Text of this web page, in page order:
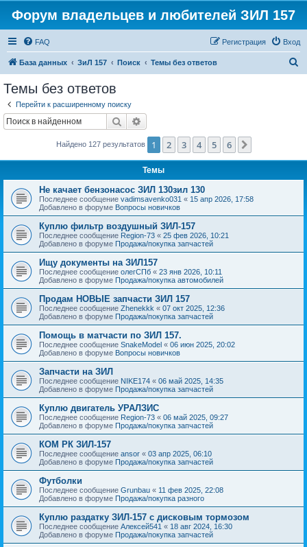
Форум владельцев и любителей ЗИЛ 157
FAQ Вход
Регистрация
База данных ЗиЛ 157 Поиск Темы без ответов
Темы без ответов
Перейти к расширенному поиску
Поиск
Найдено 127 результатов 1 2 3 4 5 6
Темы
Не качает бензонасос ЗИЛ 130зил 130
Последнее сообщение vadimsavenko031 « 15 апр 2026, 17:58
Добавлено в форуме Вопросы новичков
Куплю фильтр воздушный ЗИЛ-157
Последнее сообщение Region-73 « 25 фев 2026, 10:21
Добавлено в форуме Продажа/покупка запчастей
Ищу документы на ЗИЛ157
Последнее сообщение олегСПб « 23 янв 2026, 10:11
Добавлено в форуме Продажа/покупка автомобилей
Продам НОВЫЕ запчасти ЗИЛ 157
Последнее сообщение Zhenekkk « 07 окт 2025, 12:36
Добавлено в форуме Продажа/покупка запчастей
Помощь в матчасти по ЗИЛ 157.
Последнее сообщение SnakeModel « 06 июн 2025, 20:02
Добавлено в форуме Вопросы новичков
Запчасти на ЗИЛ
Последнее сообщение NIKE174 « 06 май 2025, 14:35
Добавлено в форуме Продажа/покупка запчастей
Куплю двигатель УРАЛЗИС
Последнее сообщение Region-73 « 06 май 2025, 09:27
Добавлено в форуме Продажа/покупка запчастей
КОМ РК ЗИЛ-157
Последнее сообщение ansor « 03 апр 2025, 06:10
Добавлено в форуме Продажа/покупка запчастей
Футболки
Последнее сообщение Grunbau « 11 фев 2025, 22:08
Добавлено в форуме Продажа/покупка разного
Куплю раздатку ЗИЛ-157 с дисковым тормозом
Последнее сообщение Алексей541 « 18 авг 2024, 16:30
Добавлено в форуме Продажа/покупка запчастей